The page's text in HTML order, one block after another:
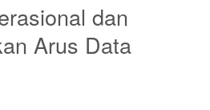
dan
Arus Data